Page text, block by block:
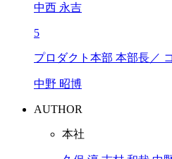
中西 永吉
5
プロダクト本部 本部長／
中野 昭博
AUTHOR
本社